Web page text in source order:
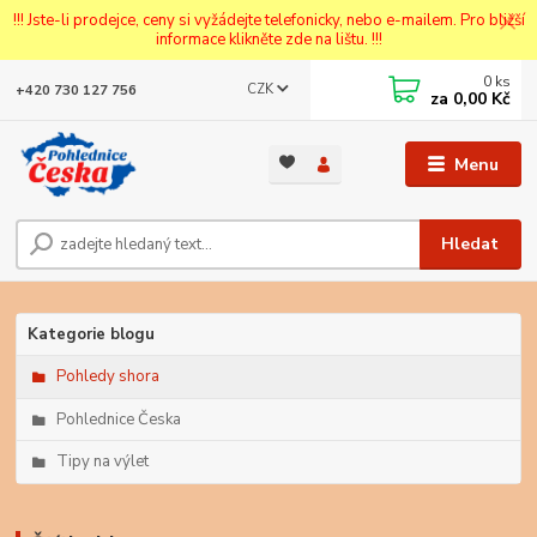
!!! Jste-li prodejce, ceny si vyžádejte telefonicky, nebo e-mailem. Pro bližší
informace klikněte zde na lištu. !!!
Menu
CZK
Hledat
+420 730 127 756 0 ks
za 0,00 Kč
Kategorie blogu
Pohledy shora
Pohlednice Česka
Tipy na výlet